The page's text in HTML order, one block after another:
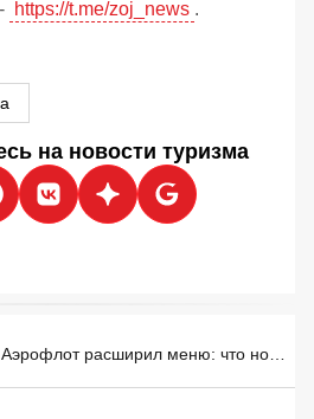
- https://t.me/zoj_news .
на новости туризма